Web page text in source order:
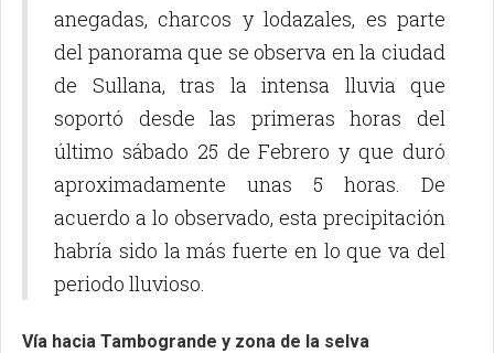
anegadas, charcos y lodazales, es parte
del panorama que se observa en la ciudad
de Sullana, tras la intensa lluvia que
soportó desde las primeras horas del
último sábado 25 de Febrero y que duró
aproximadamente unas 5 horas. De
acuerdo a lo observado, esta precipitación
habría sido la más fuerte en lo que va del
periodo lluvioso.
Vía hacia Tambogrande y zona de la selva